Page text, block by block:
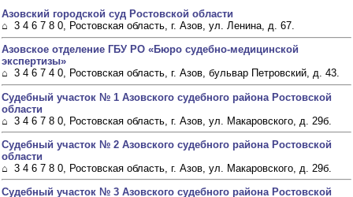
Азовский городской суд Ростовской области
⌂ 3 4 6 7 8 0, Ростовская область, г. Азов, ул. Ленина, д. 67.
Азовское отделение ГБУ РО «Бюро судебно-медицинской
экспертизы»
⌂ 3 4 6 7 4 0, Ростовская область, г. Азов, бульвар Петровский, д. 43.
Судебный участок № 1 Азовского судебного района Ростовской
области
⌂ 3 4 6 7 8 0, Ростовская область, г. Азов, ул. Макаровского, д. 29б.
Судебный участок № 2 Азовского судебного района Ростовской
области
⌂ 3 4 6 7 8 0, Ростовская область, г. Азов, ул. Макаровского, д. 29б.
Судебный участок № 3 Азовского судебного района Ростовской